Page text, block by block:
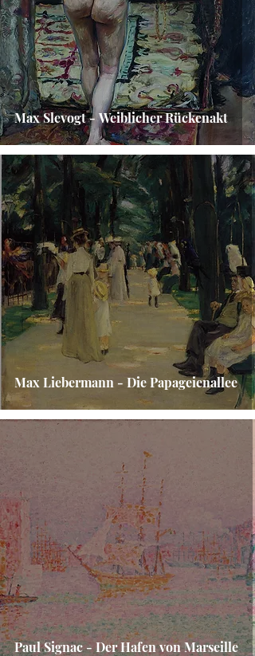
Max Slevogt - Weiblicher Rückenakt
Max Liebermann - Die Papageienallee
Paul Signac - Der Hafen von Marseille